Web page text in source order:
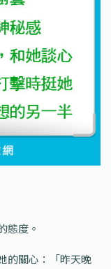
態度。
的關心：「昨天晚